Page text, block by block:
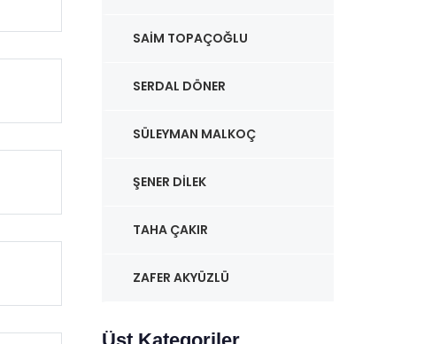
SAIM TOPAÇOĞLU
SERDAL DÖNER
SÜLEYMAN MALKOÇ
ŞENER DILEK
TAHA ÇAKIR
ZAFER AKYÜZLÜ